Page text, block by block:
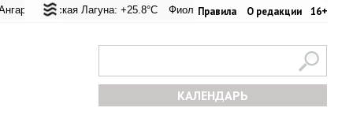
Правила О редакции 16+
Лагуна: +25.8°C Фиолент: +26.4°C Казачья бухта: +26.2°C
перевал: +20.6°C Евпатория: +24.4°C Керчь: +33.4°C Никитский
КАЛЕНДАРЬ